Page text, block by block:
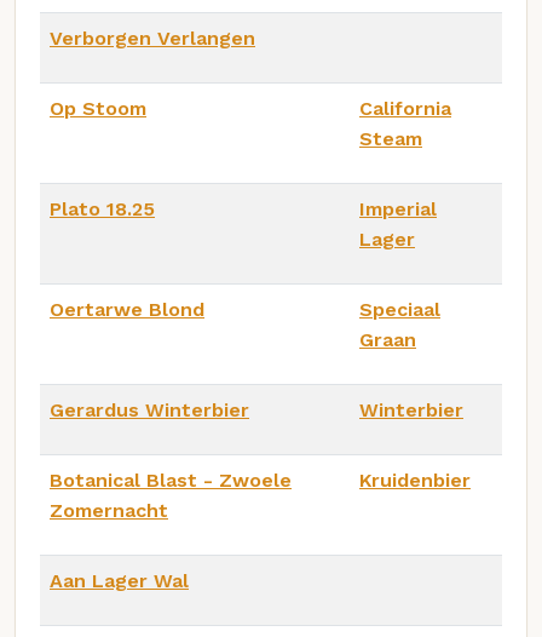
Verborgen Verlangen
Op Stoom
California
Steam
Plato 18.25
Imperial
Lager
Oertarwe Blond
Speciaal
Graan
Gerardus Winterbier Winterbier
Botanical Blast - Zwoele
Zomernacht
Kruidenbier
Aan Lager Wal